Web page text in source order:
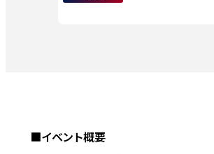
■イベント概要